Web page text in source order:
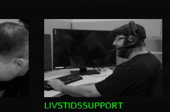
LIVSTIDSSUPPORT